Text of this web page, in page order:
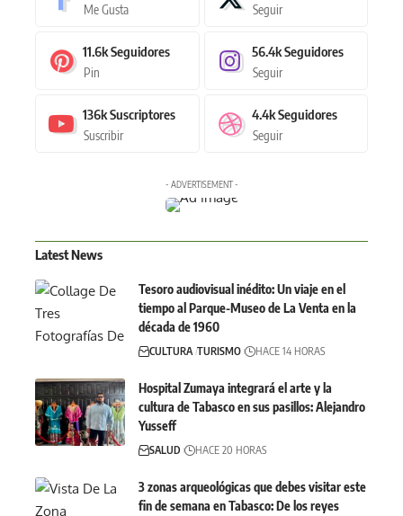
Me Gusta Seguir
11.6kSeguidores
Pin
56.4kSeguidores
Seguir
136kSuscriptores
Suscribir
4.4kSeguidores
Seguir
- ADVERTISEMENT -
Latest News
Tesoro audiovisual inédito: Un viaje en el
tiempo al Parque-Museo de La Venta en la
década de 1960
CULTURA TURISMO HACE 14 HORAS
Hospital Zumaya integrará el arte y la
cultura de Tabasco en sus pasillos: Alejandro
Yusseff
SALUD HACE 20 HORAS
3 zonas arqueológicas que debes visitar este
fin de semana en Tabasco: De los reyes